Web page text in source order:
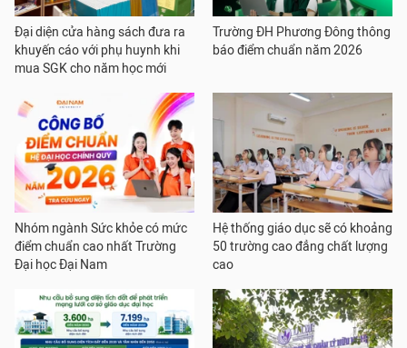
Đại diện cửa hàng sách đưa ra
khuyến cáo với phụ huynh khi
mua SGK cho năm học mới
Trường ĐH Phương Đông thông
báo điểm chuẩn năm 2026
Nhóm ngành Sức khỏe có mức
điểm chuẩn cao nhất Trường
Đại học Đại Nam
Hệ thống giáo dục sẽ có khoảng
50 trường cao đẳng chất lượng
cao